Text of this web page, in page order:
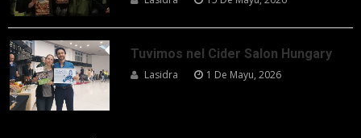
Tuvimos nel Cider Salon Hungary
Lasidra 1 De Mayu, 2026